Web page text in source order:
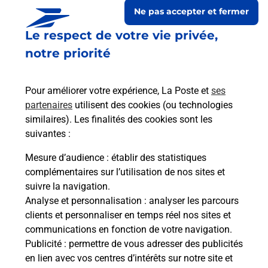
Le respect de votre vie privée,
notre priorité
Pour améliorer votre expérience, La Poste et ses
partenaires utilisent des cookies (ou technologies
similaires). Les finalités des cookies sont les
suivantes :
Mesure d’audience : établir des statistiques
complémentaires sur l’utilisation de nos sites et
suivre la navigation.
Analyse et personnalisation : analyser les parcours
clients et personnaliser en temps réel nos sites et
communications en fonction de votre navigation.
Publicité : permettre de vous adresser des publicités
en lien avec vos centres d’intérêts sur notre site et
Ne pas accepter et fermer
Collecte du courrier aujourd'hui à 11h00
3 Rue Du 11 Novembre 1918
02110 Brancourt Le Grand
Itinéraire
Le lien s'ouvre dans un nouvel onglet